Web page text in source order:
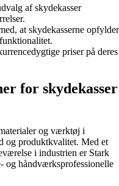
af skydekasser
at skydekasserne opfylder
priser på deres
for skydekasser
og værktøj i
og produktkvalitet. Med et
i industrien er Stark
og håndværksprofessionelle